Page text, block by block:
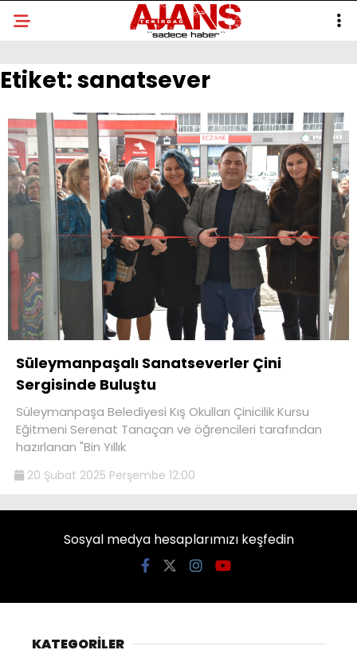
Etiket:sanatsever
Süleymanpaşalı Sanatseverler Çini
Sergisinde Buluştu
Süleymanpaşa Belediyesi Kış Okulları Çinicilik Kursu
Eğitmeni Serenat Tanaçan ve öğrencileri tarafından
hazırlanan "Bin Yıllık
20 Şubat 2025 Perşembe 12:00
Sosyal medya hesaplarımızı keşfedin
KATEGORİLER